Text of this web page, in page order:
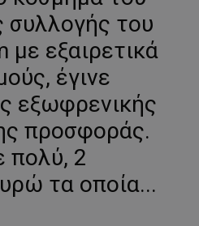
συλλογής του
εξαιρετικά
έγινε
εξωφρενικής
προσφοράς.
πολύ, 2
τα οποία...